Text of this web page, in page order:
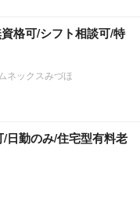
格可/シフト相談可/特
ネックスみづほ
/日勤のみ/住宅型有料老